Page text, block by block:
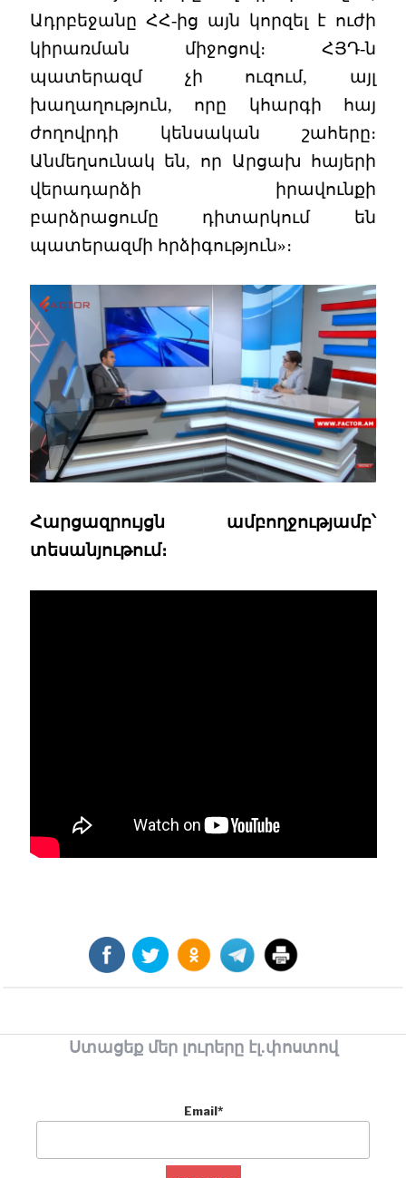
Ադրբեջանը ՀՀ-ից այն կորզել է ուժի
կիրառման միջոցով։ ՀՅԴ-ն
պատերազմ չի ուզում, այլ
խաղաղություն, որը կհարգի հայ
ժողովրդի կենսական շահերը։
Անմեղսունակ են, որ Արցախ հայերի
վերադարձի իրավունքի
բարձրացումը դիտարկում են
պատերազմի հրձիգություն»։
Հարցազրույցն ամբողջությամբ՝
տեսանյութում։
Ստացեք մեր լուրերը էլ.փոստով
Email*